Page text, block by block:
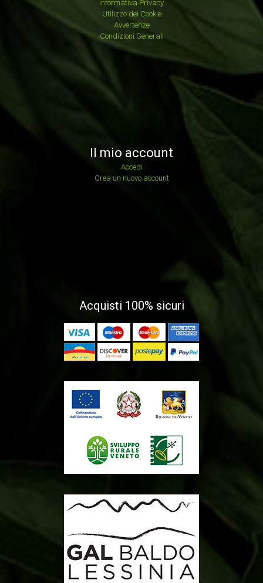
Informativa Privacy
Utilizzo dei Cookie
Avvertenze
Condizioni Generali
Il mio account
Accedi
Crea un nuovo account
Acquisti 100% sicuri